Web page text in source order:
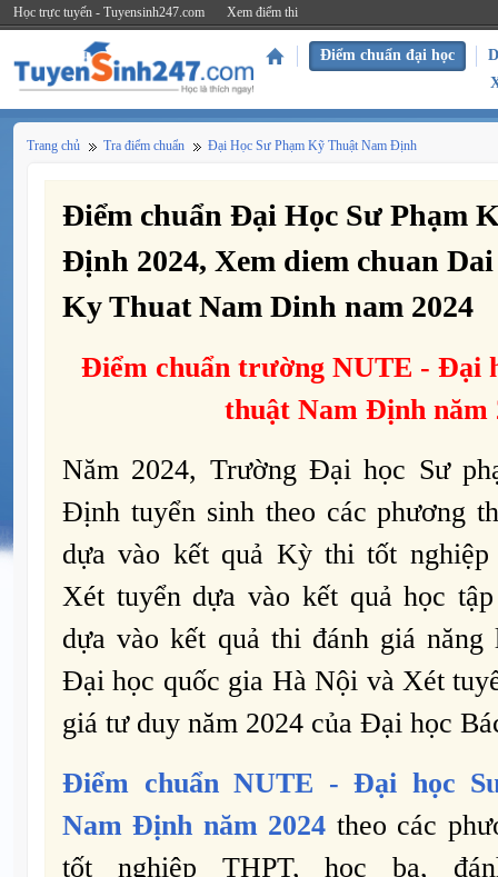
Học trực tuyến - Tuyensinh247.com Xem điểm thi
Điểm chuẩn đại học
Trang chủ Tra điểm chuẩn Đại Học Sư Phạm Kỹ Thuật Nam Định
Điểm chuẩn Đại Học Sư Phạm
Định 2024, Xem diem chuan
Ky Thuat Nam Dinh nam 2024
Điểm chuẩn trường NUTE - Đại
thuật Nam Định năm
Năm 2024, Trường Đại học Sư
Định tuyển sinh theo các phương
dựa vào kết quả Kỳ thi tốt nghiệp
Xét tuyển dựa vào kết quả học
dựa vào kết quả thi đánh giá năng
Đại học quốc gia Hà Nội và Xét
giá tư duy năm 2024 của Đại học
Điểm chuẩnNUTE -Đại học
Nam Định năm 2024 theo các
tốt nghiệp THPT, học bạ,